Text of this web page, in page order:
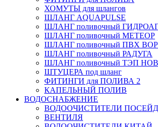
ХОМУТЫ для шлангов
ШЛАНГ AQUAPULSE
ШЛАНГ поливочный
ШЛАНГ поливочный МЕТЕОР
ШЛАНГ поливочный ПВХ
ШЛАНГ поливочный РАДУГА
ШЛАНГ поливочный ТЭП
ШТУЦЕРА под шланг
ФИТИНГИ для ПОЛИВА 2
КАПЕЛЬНЫЙ ПОЛИВ
ВОДОСНАБЖЕНИЕ
ВОДООЧИСТИТЕЛИ
ВЕНТИЛЯ